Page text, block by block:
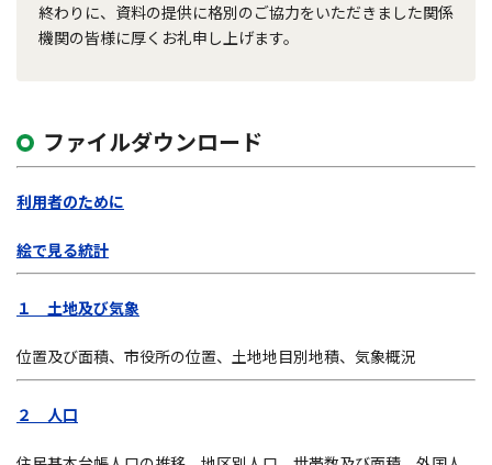
終わりに、資料の提供に格別のご協力をいただきました関係
機関の皆様に厚くお礼申し上げます。
ファイルダウンロード
利用者のために
絵で見る統計
１ 土地及び気象
位置及び面積、市役所の位置、土地地目別地積、気象概況
２ 人口